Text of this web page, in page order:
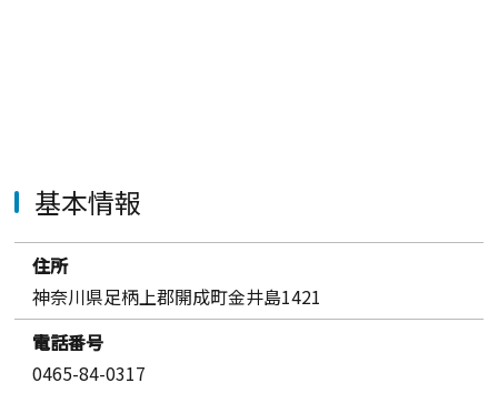
基本情報
住所
神奈川県足柄上郡開成町金井島1421
電話番号
0465-84-0317